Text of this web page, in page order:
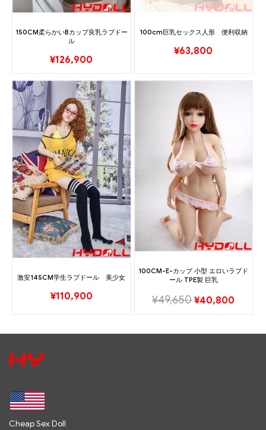
150CM柔らかいBカップ良乳ラブドー
ル
¥126,900
100cm巨乳セックス人形 便利収納
¥63,800
激安145CM学生ラブドール 美少女
¥110,900
100CM-E-カップ 小型 エロいラブド
ール TPE製 巨乳
¥49,650 ¥40,800
Cheap Sex Doll